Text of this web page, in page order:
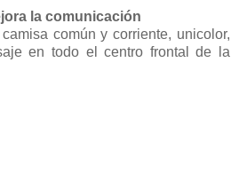
la comunicación
común y corriente, unicolor,
en todo el centro frontal de la